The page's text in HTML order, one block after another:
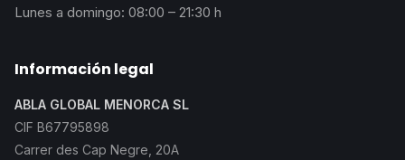
Lunes a domingo: 08:00 – 21:30 h
Información legal
ABLA GLOBAL MENORCA SL
CIF B67795898
Carrer des Cap Negre, 20A